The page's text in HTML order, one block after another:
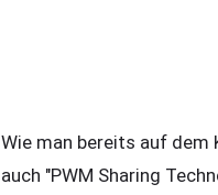
Wie man bereits auf dem
auch "PWM Sharing